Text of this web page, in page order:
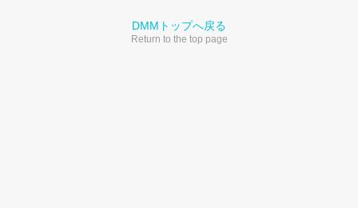
DMMトップへ戻る
Return to the top page